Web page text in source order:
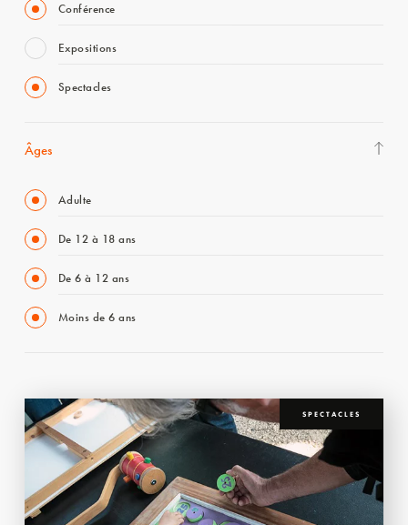
Conférence
Expositions
Spectacles
Âges
Adulte
De 12 à 18 ans
De 6 à 12 ans
Moins de 6 ans
SPECTACLES